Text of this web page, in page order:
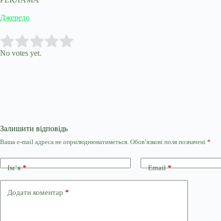
Джерело
Rate this item:
No votes yet.
Залишити відповідь
Ваша e-mail адреса не оприлюднюватиметься. Обов’язкові поля позначені *
Ім’я* Email*
Додати коментар *